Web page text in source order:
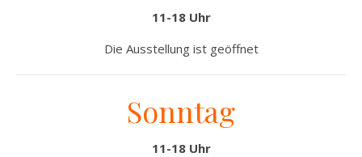
11-18 Uhr
Die Ausstellung ist geöffnet
Sonntag
11-18 Uhr